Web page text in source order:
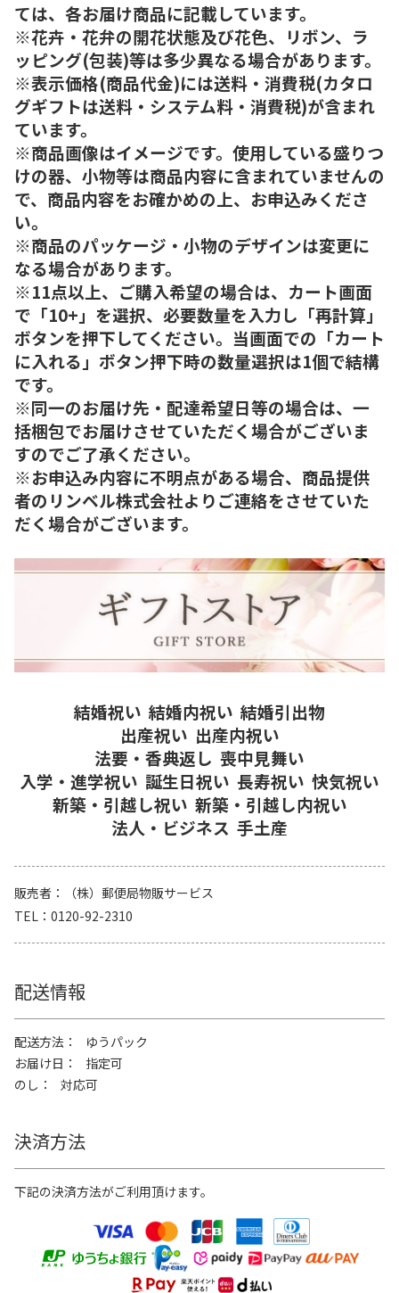
ては、各お届け商品に記載しています。
※花卉・花弁の開花状態及び花色、リボン、ラ
ッピング(包装)等は多少異なる場合があります。
※表示価格(商品代金)には送料・消費税(カタロ
グギフトは送料・システム料・消費税)が含まれ
ています。
※商品画像はイメージです。使用している盛りつ
けの器、小物等は商品内容に含まれていませんの
で、商品内容をお確かめの上、お申込みくださ
い。
※商品のパッケージ・小物のデザインは変更に
なる場合があります。
※11点以上、ご購入希望の場合は、カート画面
で「10+」を選択、必要数量を入力し「再計算」
ボタンを押下してください。当画面での「カート
に入れる」ボタン押下時の数量選択は1個で結構
です。
※同一のお届け先・配達希望日等の場合は、一
括梱包でお届けさせていただく場合がございま
すのでご了承ください。
※お申込み内容に不明点がある場合、商品提供
者のリンベル株式会社よりご連絡をさせていた
だく場合がございます。
結婚祝い 結婚内祝い 結婚引出物
出産祝い 出産内祝い
法要・香典返し 喪中見舞い
入学・進学祝い 誕生日祝い 長寿祝い 快気祝い
新築・引越し祝い 新築・引越し内祝い
法人・ビジネス 手土産
販売者
（株）郵便局物販サービス
TEL
0120-92-2310
配送情報
配送方法
ゆうパック
お届け日
指定可
のし
対応可
決済方法
下記の決済方法がご利用頂けます。